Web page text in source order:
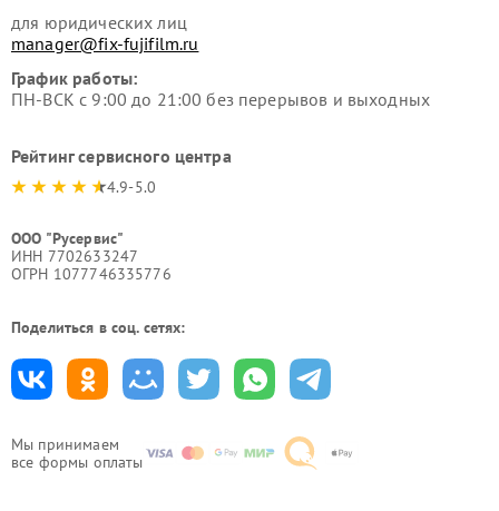
Мы принимаем
все формы оплаты
для юридических лиц
manager@fix-fujifilm.ru
График работы:
ПН-ВСК с 9:00 до 21:00 без перерывов и выходных
Рейтинг сервисного центра
4.9-5.0
ООО "Русервис"
ИНН 7702633247
ОГРН 1077746335776
Поделиться в соц. сетях: